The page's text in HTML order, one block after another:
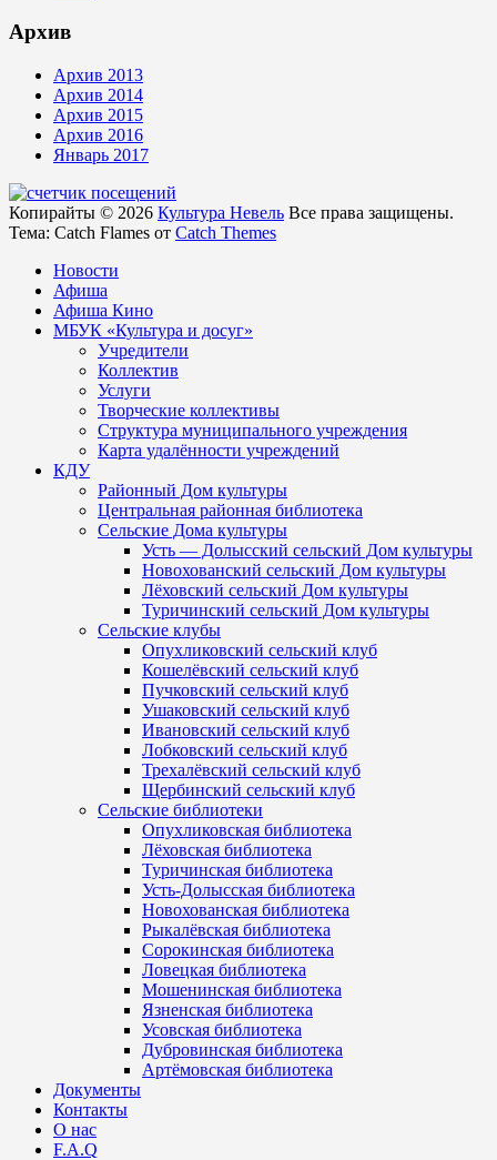
Архив
Архив 2013
Архив 2014
Архив 2015
Архив 2016
Январь 2017
Копирайты © 2026 Культура Невель Все права защищены.
Тема: Catch Flames от Catch Themes
Новости
Афиша
Афиша Кино
МБУК «Культура и досуг»
Учредители
Коллектив
Услуги
Творческие коллективы
Структура муниципального учреждения
Карта удалённости учреждений
КДУ
Районный Дом культуры
Центральная районная библиотека
Сельские Дома культуры
Усть — Долысский сельский Дом культуры
Новохованский сельский Дом культуры
Лёховский сельский Дом культуры
Туричинский сельский Дом культуры
Сельские клубы
Опухликовский сельский клуб
Кошелёвский сельский клуб
Пучковский сельский клуб
Ушаковский сельский клуб
Ивановский сельский клуб
Лобковский сельский клуб
Трехалёвский сельский клуб
Щербинский сельский клуб
Сельские библиотеки
Опухликовская библиотека
Лёховская библиотека
Туричинская библиотека
Усть-Долысская библиотека
Новохованская библиотека
Рыкалёвская библиотека
Сорокинская библиотека
Ловецкая библиотека
Мошенинская библиотека
Язненская библиотека
Усовская библиотека
Дубровинская библиотека
Артёмовская библиотека
Документы
Контакты
О нас
F.A.Q